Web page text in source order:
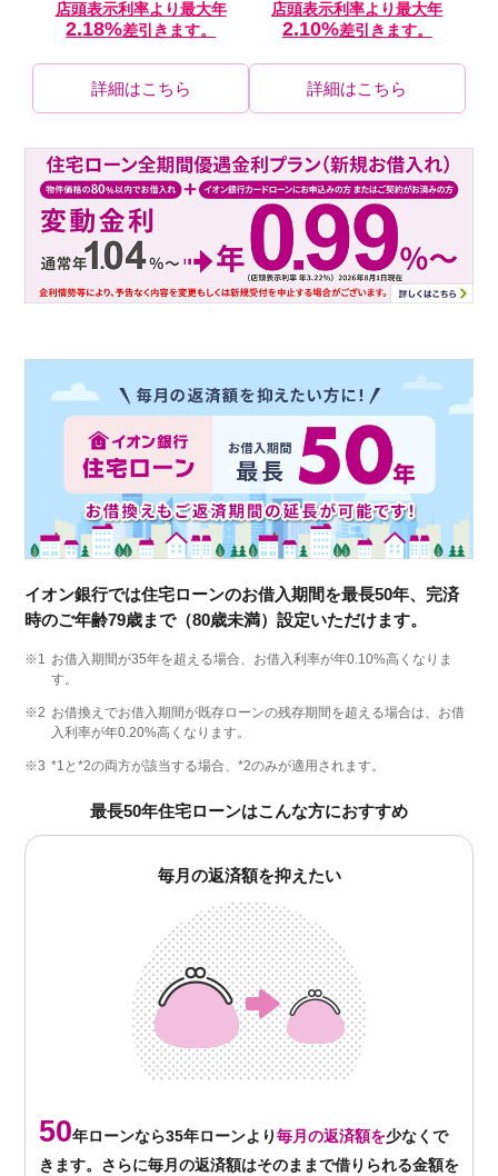
店頭表示利率より最大年
2.18%差引きます。
詳細はこちら
店頭表示利率より最大年
2.10%差引きます。
詳細はこちら
イオン銀行では住宅ローンのお借入期間を最長50年、完済
時のご年齢79歳まで（80歳未満）設定いただけます。
※1 お借入期間が35年を超える場合、お借入利率が年0.10%高くなりま
す。
※2 お借換えでお借入期間が既存ローンの残存期間を超える場合は、お借
入利率が年0.20%高くなります。
※3 *1と*2の両方が該当する場合、*2のみが適用されます。
最長50年住宅ローンはこんな方におすすめ
毎月の返済額を抑えたい
50年ローンなら35年ローンより毎月の返済額を少なくで
きます。さらに毎月の返済額はそのままで借りられる金額を